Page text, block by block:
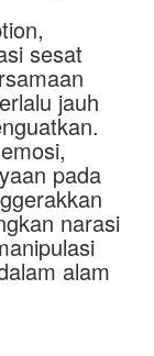
sesat
jauh
pada
narasi
alam